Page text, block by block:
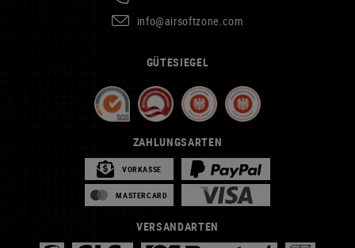
info@airsoftzone.com
GÜTESIEGEL
ZAHLUNGSARTEN
VORKASSE
MASTERCARD
VERSANDARTEN